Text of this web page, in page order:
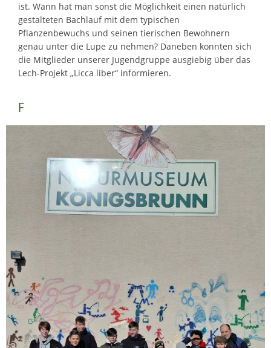
ist. Wann hat man sonst die Möglichkeit einen natürlich
gestalteten Bachlauf mit dem typischen
Pflanzenbewuchs und seinen tierischen Bewohnern
genau unter die Lupe zu nehmen? Daneben konnten sich
die Mitglieder unserer Jugendgruppe ausgiebig über das
Lech-Projekt „Licca liber“ informieren.
F